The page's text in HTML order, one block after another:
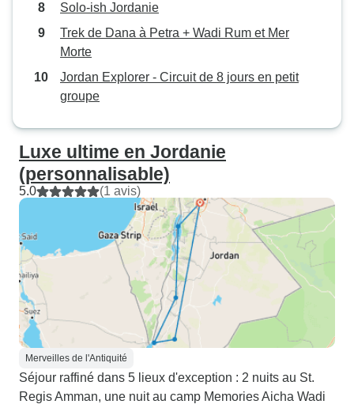
Solo-ish Jordanie
Trek de Dana à Petra + Wadi Rum et Mer
Morte
Jordan Explorer - Circuit de 8 jours en petit
groupe
Luxe ultime en Jordanie
(personnalisable)
5.0 (1 avis)
Merveilles de l'Antiquité
Séjour raffiné dans 5 lieux d'exception : 2 nuits au St.
Regis Amman, une nuit au camp Memories Aicha Wadi